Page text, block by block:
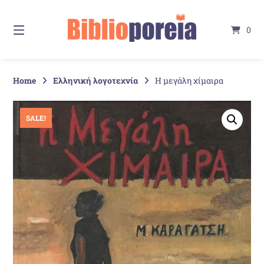
Inhalt
0
Home Ελληνική λογοτεχνία Η μεγάλη χίμαιρα
SALE!